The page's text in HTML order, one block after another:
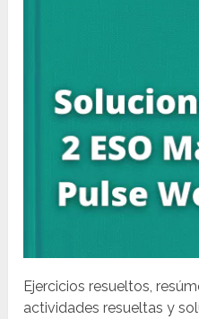
Ejercicios resueltos,
actividades resueltas y